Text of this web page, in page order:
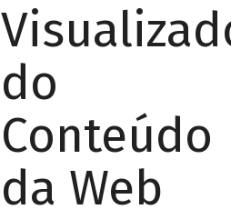
Visualizador
do
Conteúdo
da Web